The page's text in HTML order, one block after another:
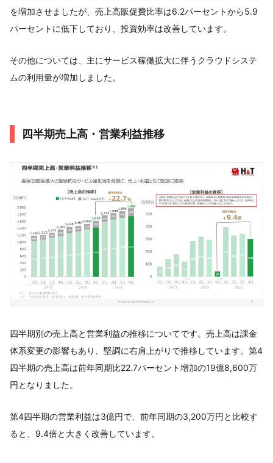
を増加させましたが、売上高販促費比率は6.2パーセントから5.9
パーセントに低下しており、投資効率は改善しています。
その他については、主にサービス稼働拡大に伴うクラウドシステ
ムの利用量が増加しました。
四半期売上高・営業利益推移
四半期別の売上高と営業利益の推移についてです。売上高は課金
体系変更の影響もあり、堅調に右肩上がりで推移しています。第4
四半期の売上高は前年同期比22.7パーセント増加の19億8,600万
円となりました。
第4四半期の営業利益は3億円で、前年同期の3,200万円と比較す
ると、9.4倍と大きく改善しています。